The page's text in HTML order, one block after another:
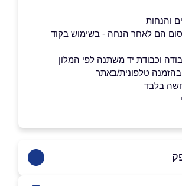
והנחות
הם לאחר הנחה - בשימוש בקוד
וכבודת יד משתנה לפי המלון
טלפונית/באתר
בלבד